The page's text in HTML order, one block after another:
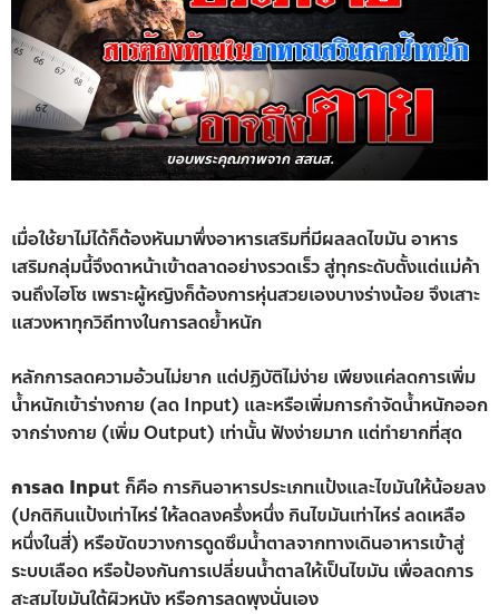
ขอบพระคุณภาพจาก สสนส.
เมื่อใช้ยาไม่ได้ก็ต้องหันมาพึ่งอาหารเสริมที่มีผลลดไขมัน อาหาร
เสริมกลุ่มนี้จึงดาหน้าเข้าตลาดอย่างรวดเร็ว สู่ทุกระดับตั้งแต่แม่ค้า
จนถึงไฮโซ เพราะผู้หญิงก็ต้องการหุ่นสวยเองบางร่างน้อย จึงเสาะ
แสวงหาทุกวิถีทางในการลดย้ำหนัก
หลักการลดความอ้วนไม่ยาก แต่ปฏิบัติไม่ง่าย เพียงแค่ลดการเพิ่ม
น้ำหนักเข้าร่างกาย (ลด Input) และหรือเพิ่มการกำจัดน้ำหนักออก
จากร่างกาย (เพิ่ม Output) เท่านั้น ฟังง่ายมาก แต่ทำยากที่สุด
การลด Input ก็คือ การกินอาหารประเภทแป้งและไขมันให้น้อยลง
(ปกติกินแป้งเท่าไหร่ ให้ลดลงครึ่งหนึ่ง กินไขมันเท่าไหร่ ลดเหลือ
หนึ่งในสี่) หรือขัดขวางการดูดซึมน้ำตาลจากทางเดินอาหารเข้าสู่
ระบบเลือด หรือป้องกันการเปลี่ยนน้ำตาลให้เป็นไขมัน เพื่อลดการ
สะสมไขมันใต้ผิวหนัง หรือการลดพุงนั่นเอง